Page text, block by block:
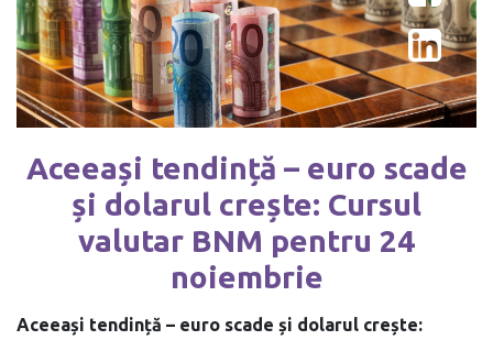
Aceeași tendință – euro scade
și dolarul crește: Cursul
valutar BNM pentru 24
noiembrie
Aceeași tendință – euro scade și dolarul crește: